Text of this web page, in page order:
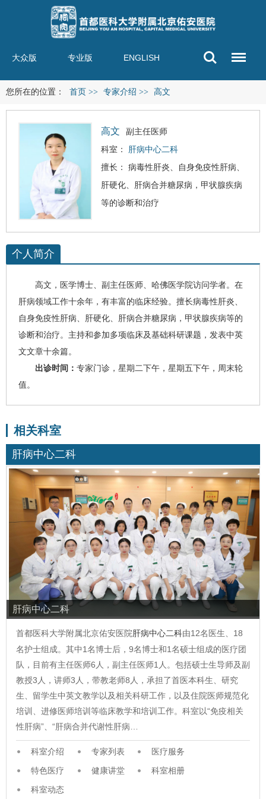
大众版 专业版 ENGLISH
您所在的位置： 首页 >> 专家介绍 >> 高文
高文
副主任医师
科室：
肝病中心二科
擅长： 病毒性肝炎 、自身免疫性肝病、
肝硬化 、肝病合并糖尿病，甲状腺疾病
等的诊断和治疗
个人简介
高文 ，医学博士、副主任医师、哈佛医学院访问学者。在
肝病领域工作十余年，有丰富的临床经验。擅长病毒性肝炎
自身免疫性肝病、
肝硬化 、肝病合并糖尿病，甲状腺疾病等的
诊断和治疗。主持和参加多项临床及基础科研课题，发表中英
文文章十余篇。
出诊时间： 专家门诊，星期二下午，星期五下午，周末轮
值。
相关科室
肝病中心二科
肝病中心二科
首都医科大学附属北京佑安医院肝病中心二科由12名医生、18
名护士组成。其中1名博士后，9名博士和1名硕士组成的医疗团
队，目前有主任医师6人，副主任医师1人。包括硕士生导师及副
教授3人，讲师3人，带教老师8人，承担了首医本科生、研究
生、留学生中英文教学以及相关科研工作，以及住院医师规范化
培训、进修医师培训等临床教学和培训工作。科室以“免疫相关
性肝病”、“肝病合并代谢性肝病…
科室介绍 专家列表
医疗服务
特色医疗
健康讲堂
科室相册
科室动态